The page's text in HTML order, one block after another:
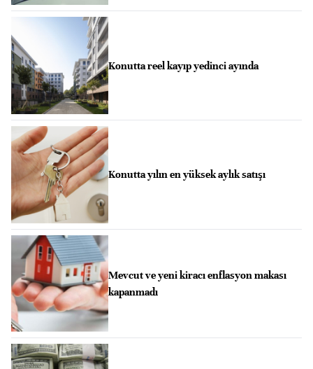
Konutta reel kayıp yedinci ayında
Konutta yılın en yüksek aylık satışı
Mevcut ve yeni kiracı enflasyon makası
kapanmadı